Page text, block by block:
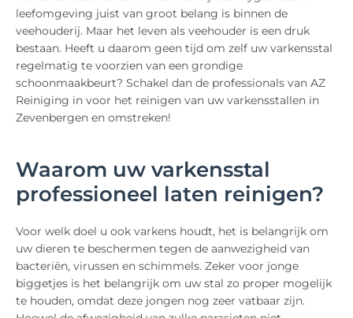
leefomgeving juist van groot belang is binnen de
veehouderij. Maar het leven als veehouder is een druk
bestaan. Heeft u daarom geen tijd om zelf uw varkensstal
regelmatig te voorzien van een grondige
schoonmaakbeurt? Schakel dan de professionals van AZ
Reiniging in voor het reinigen van uw varkensstallen in
Zevenbergen en omstreken!
Waarom uw varkensstal
professioneel laten reinigen?
Voor welk doel u ook varkens houdt, het is belangrijk om
uw dieren te beschermen tegen de aanwezigheid van
bacteriën, virussen en schimmels. Zeker voor jonge
biggetjes is het belangrijk om uw stal zo proper mogelijk
te houden, omdat deze jongen nog zeer vatbaar zijn.